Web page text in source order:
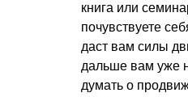
книга или
почувствуете
даст вам силы
дальше вам уже
думать о